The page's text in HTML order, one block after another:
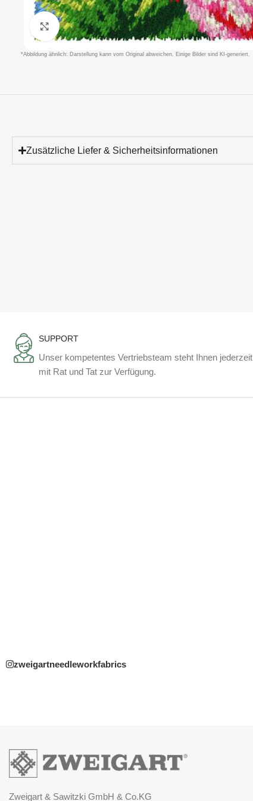
Klicken um zu vergrößern
*Abbildung ähnlich: Darstellung kann vom Original abweichen. Einige Bilder sind KI-generiert.
Zusätzliche Liefer & Sicherheitsinformationen
SUPPORT
Unser kompetentes Vertriebsteam steht Ihnen jederzeit
mit Rat und Tat zur Verfügung.
zweigartneedleworkfabrics
Zweigart & Sawitzki GmbH & Co.KG